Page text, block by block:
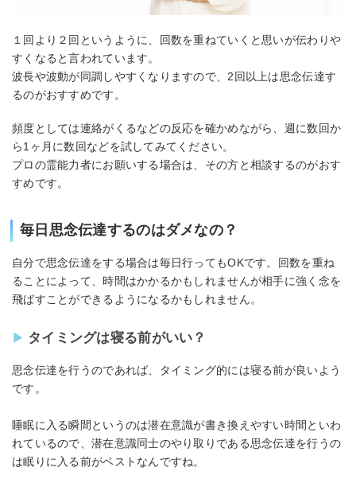
１回より２回というように、回数を重ねていくと思いが伝わりや
すくなると言われています。
波長や波動が同調しやすくなりますので、2回以上は思念伝達す
るのがおすすめです。
頻度としては連絡がくるなどの反応を確かめながら、週に数回か
ら1ヶ月に数回などを試してみてください。
プロの霊能力者にお願いする場合は、その方と相談するのがおす
すめです。
毎日思念伝達するのはダメなの？
自分で思念伝達をする場合は毎日行ってもOKです。回数を重ね
ることによって、時間はかかるかもしれませんが相手に強く念を
飛ばすことができるようになるかもしれません。
タイミングは寝る前がいい？
思念伝達を行うのであれば、タイミング的には寝る前が良いよう
です。
睡眠に入る瞬間というのは潜在意識が書き換えやすい時間といわ
れているので、潜在意識同士のやり取りである思念伝達を行うの
は眠りに入る前がベストなんですね。